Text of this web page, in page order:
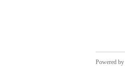
Powered by